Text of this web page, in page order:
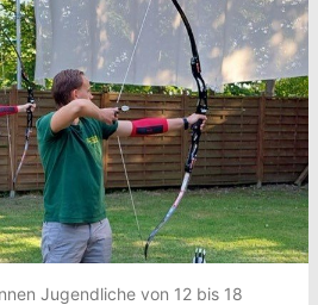
Jugendliche von 12 bis 18